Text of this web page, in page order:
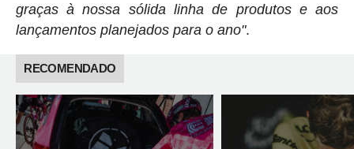
graças à nossa sólida linha de produtos e aos
lançamentos planejados para o ano".
RECOMENDADO